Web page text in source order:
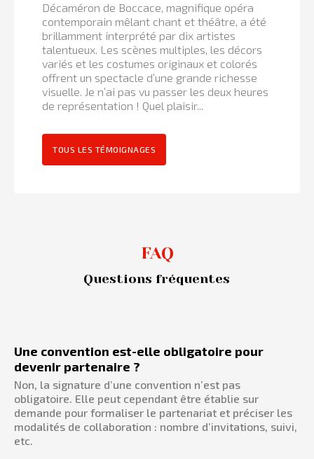
Décaméron de Boccace, magnifique opéra
contemporain mêlant chant et théâtre, a été
brillamment interprété par dix artistes
talentueux. Les scènes multiples, les décors
variés et les costumes originaux et colorés
offrent un spectacle d’une grande richesse
visuelle. Je n’ai pas vu passer les deux heures
de représentation ! Quel plaisir...
TOUS LES TÉMOIGNAGES
FAQ
Questions fréquentes
Une convention est-elle obligatoire pour
devenir partenaire ?
Non, la signature d’une convention n’est pas
obligatoire. Elle peut cependant être établie sur
demande pour formaliser le partenariat et préciser les
modalités de collaboration : nombre d’invitations, suivi,
etc.